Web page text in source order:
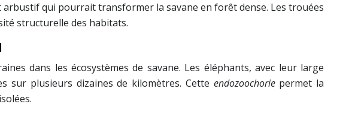
qui pourrait transformer la savane en forêt dense. Les trouées
structurelle des habitats.
dans les écosystèmes de savane. Les éléphants, avec leur large
sur plusieurs dizaines de kilomètres. Cette endozoochorie permet la